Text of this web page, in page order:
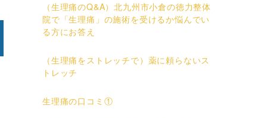
（生理痛のQ&A）北九州市小倉の徳力整体
院で「生理痛」の施術を受けるか悩んでい
る方にお答え
（生理痛をストレッチで）薬に頼らないス
トレッチ
生理痛の口コミ①